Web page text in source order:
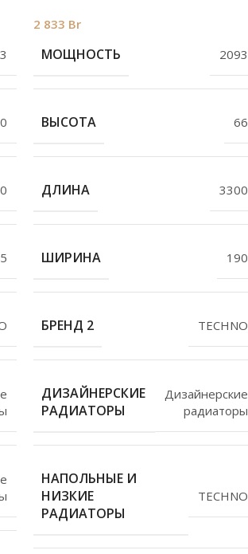
2 833 Br
МОЩНОСТЬ 2093
ВЫСОТА 66
ДЛИНА 3300
ШИРИНА 190
БРЕНД 2 TECHNO
ДИЗАЙНЕРСКИЕ
РАДИАТОРЫ
Дизайнерские
радиаторы
НАПОЛЬНЫЕ И
НИЗКИЕ
РАДИАТОРЫ
TECHNO